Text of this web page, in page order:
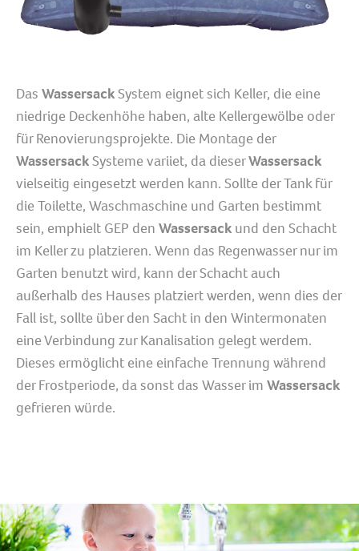
Das WassersackSystem eignet sich Keller, die eine
niedrige Deckenhöhe haben, alte Kellergewölbe oder
für Renovierungsprojekte. Die Montage der
WassersackSysteme variiet, da dieserWassersack
vielseitig eingesetzt werden kann. Sollte der Tank für
die Toilette, Waschmaschine und Garten bestimmt
sein, emphielt GEP den Wassersack und den Schacht
im Keller zu platzieren. Wenn das Regenwasser nur im
Garten benutzt wird, kann der Schacht auch
außerhalb des Hauses platziert werden, wenn dies der
Fall ist, sollte über den Sacht in den Wintermonaten
eine Verbindung zur Kanalisation gelegt werdem.
Dieses ermöglicht eine einfache Trennung während
der Frostperiode, da sonst das Wasser im Wassersack
gefrieren würde.